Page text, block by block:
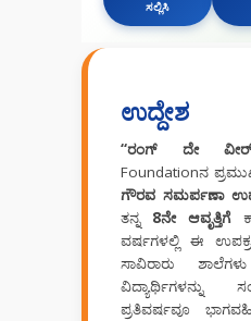
ಸಲ್ಲಿಸಿ
ಉದ್ದೇಶ
“ರಂಗ್ ದೇ
Foundation‌ನ
ಗೌರವ ಸಮರ್ಪಣಾ
ತನ್ನ 8ನೇ ಆವೃತ್ತಿಗೆ
ವರ್ಷಗಳಲ್ಲಿ ಈ
ಸಾವಿರಾರು
ವಿದ್ಯಾರ್ಥಿಗಳನ್ನು
ಪ್ರತಿವರ್ಷವೂ